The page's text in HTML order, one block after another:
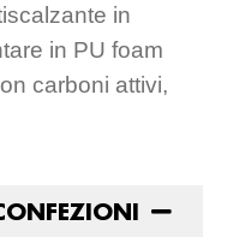
in
in PU foam
carboni attivi,